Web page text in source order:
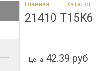
Главная Каталог
21410 T15K6
Цена:42.39 руб